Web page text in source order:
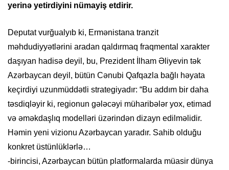
yerinə yetirdiyini nümayiş etdirir.
Deputat vurğualyıb ki, Ermənistana tranzit
məhdudiyyətlərini aradan qaldırmaq fraqmental xarakter
daşıyan hadisə deyil, bu, Prezident İlham Əliyevin tək
Azərbaycan deyil, bütün Cənubi Qafqazla bağlı həyata
keçirdiyi uzunmüddətli strategiyadır: “Bu addım bir daha
təsdiqləyir ki, regionun gələcəyi müharibələr yox, etimad
və əməkdaşlıq modelləri üzərindən dizayn edilməlidir.
Həmin yeni vizionu Azərbaycan yaradır. Sahib olduğu
konkret üstünlüklərlə…
-birincisi, Azərbaycan bütün platformalarda müasir dünya